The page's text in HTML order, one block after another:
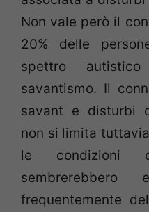
Non vale però il
20% delle
spettro
savantismo. Il
savant e disturbi
non si limita
le condizioni
frequentemente